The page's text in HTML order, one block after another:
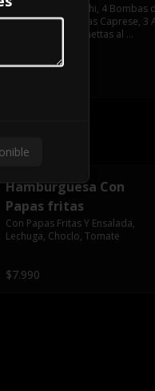
4 Arancini de Funghi, 4 Bombas
Zetas, 3 Empanadas Caprese, 3
Crocante, 4 Bruschettas al
Hamburguesa Con
Papas fritas
Con Papas Fritas Y Ensalada,
Lechuga, Choclo, Tomate
$7.990